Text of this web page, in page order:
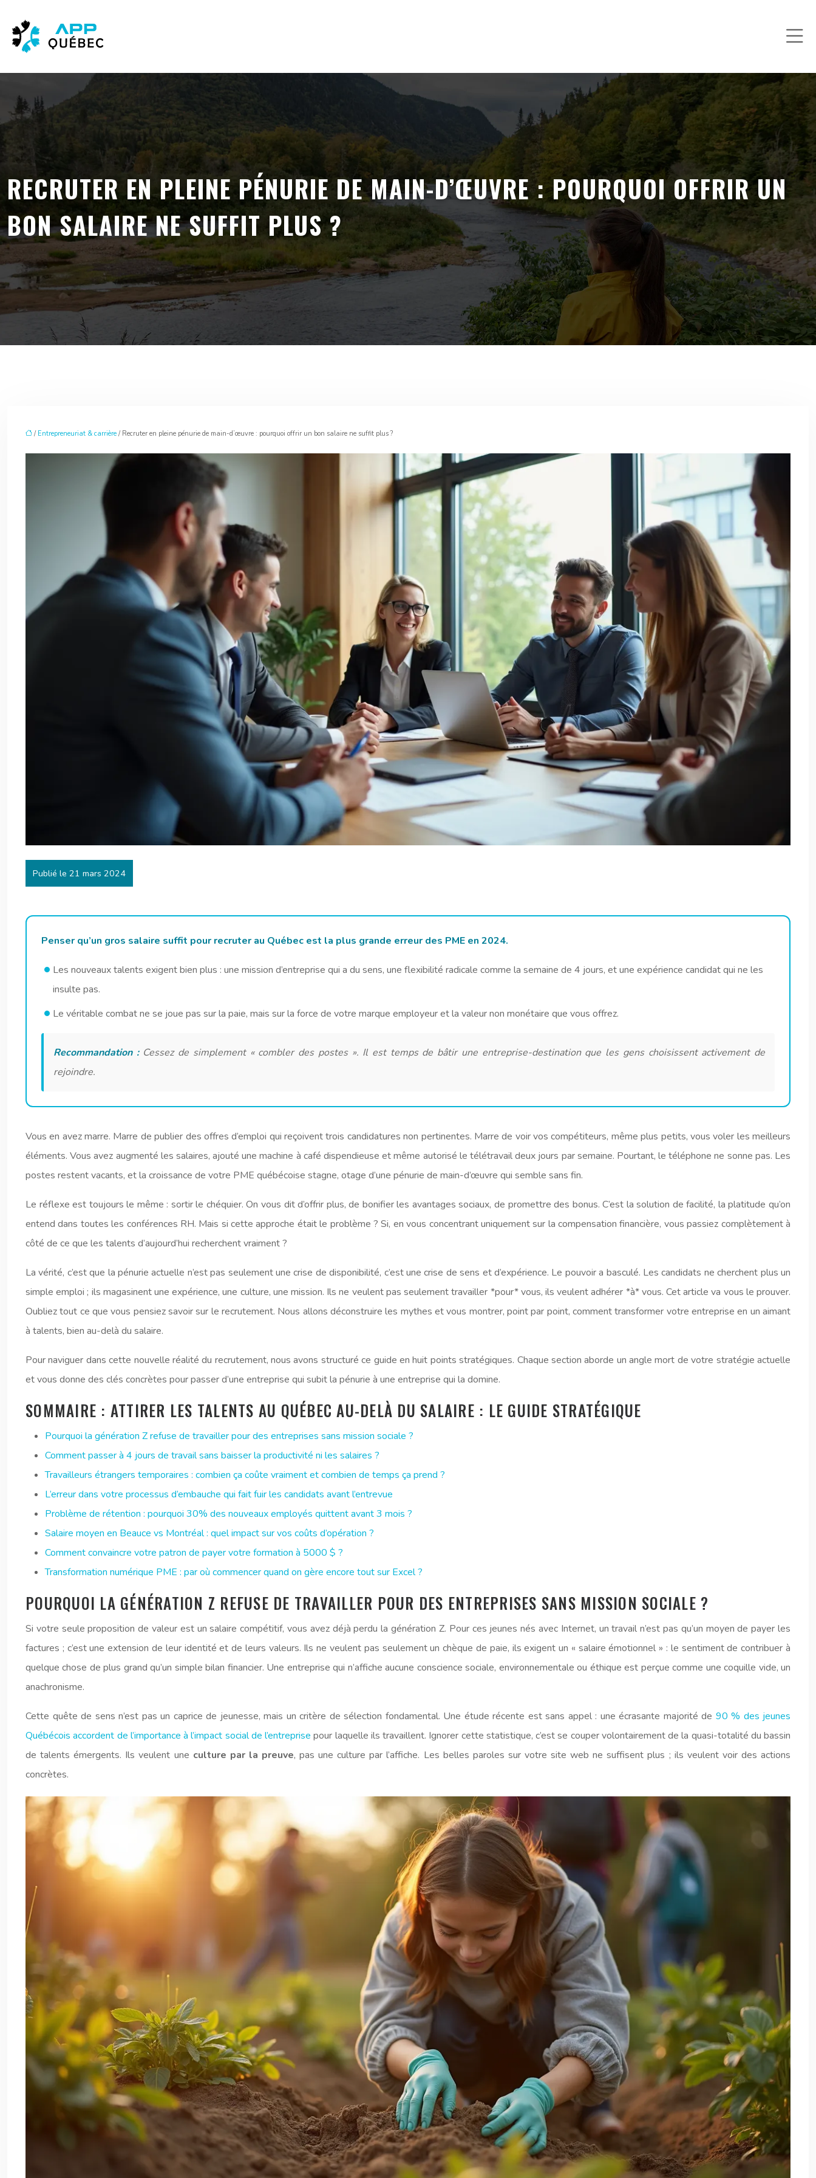
RECRUTER EN PLEINE PÉNURIE DE MAIN-D’ŒUVRE : POURQUOI OFFRIR UN
BON SALAIRE NE SUFFIT PLUS ?
/ Entrepreneuriat & carrière / Recruter en pleine pénurie de main-d’œuvre : pourquoi offrir un bon salaire ne suffit plus ?
Publié le 21 mars 2024
Penser qu’un gros salaire suffit pour recruter au Québec est la plus grande erreur des PME en 2024.
Les nouveaux talents exigent bien plus : une mission d’entreprise qui a du sens, une flexibilité radicale comme la semaine de 4 jours, et une expérience candidat qui ne les
insulte pas.
Le véritable combat ne se joue pas sur la paie, mais sur la force de votre marque employeur et la valeur non monétaire que vous offrez.
Recommandation :Cessez de simplement « combler des postes ». Il est temps de bâtir une entreprise-destination que les gens choisissent activement de
rejoindre.
Vous en avez marre. Marre de publier des offres d’emploi qui reçoivent trois candidatures non pertinentes. Marre de voir vos compétiteurs, même plus petits, vous voler les meilleurs
éléments. Vous avez augmenté les salaires, ajouté une machine à café dispendieuse et même autorisé le télétravail deux jours par semaine. Pourtant, le téléphone ne sonne pas. Les
postes restent vacants, et la croissance de votre PME québécoise stagne, otage d’une pénurie de main-d’œuvre qui semble sans fin.
Le réflexe est toujours le même : sortir le chéquier. On vous dit d’offrir plus, de bonifier les avantages sociaux, de promettre des bonus. C’est la solution de facilité, la platitude qu’on
entend dans toutes les conférences RH. Mais si cette approche était le problème ? Si, en vous concentrant uniquement sur la compensation financière, vous passiez complètement à
côté de ce que les talents d’aujourd’hui recherchent vraiment ?
La vérité, c’est que la pénurie actuelle n’est pas seulement une crise de disponibilité, c’est une crise de sens et d’expérience. Le pouvoir a basculé. Les candidats ne cherchent plus un
simple emploi ; ils magasinent une expérience, une culture, une mission. Ils ne veulent pas seulement travailler *pour* vous, ils veulent adhérer *à* vous. Cet article va vous le prouver.
Oubliez tout ce que vous pensiez savoir sur le recrutement. Nous allons déconstruire les mythes et vous montrer, point par point, comment transformer votre entreprise en un aimant
à talents, bien au-delà du salaire.
Pour naviguer dans cette nouvelle réalité du recrutement, nous avons structuré ce guide en huit points stratégiques. Chaque section aborde un angle mort de votre stratégie actuelle
et vous donne des clés concrètes pour passer d’une entreprise qui subit la pénurie à une entreprise qui la domine.
SOMMAIRE : ATTIRER LES TALENTS AU QUÉBEC AU-DELÀ DU SALAIRE : LE GUIDE STRATÉGIQUE
Pourquoi la génération Z refuse de travailler pour des entreprises sans mission sociale ?
Comment passer à 4 jours de travail sans baisser la productivité ni les salaires ?
Travailleurs étrangers temporaires : combien ça coûte vraiment et combien de temps ça prend ?
L’erreur dans votre processus d’embauche qui fait fuir les candidats avant l’entrevue
Problème de rétention : pourquoi 30% des nouveaux employés quittent avant 3 mois ?
Salaire moyen en Beauce vs Montréal : quel impact sur vos coûts d’opération ?
Comment convaincre votre patron de payer votre formation à 5000 $ ?
Transformation numérique PME : par où commencer quand on gère encore tout sur Excel ?
POURQUOI LA GÉNÉRATION Z REFUSE DE TRAVAILLER POUR DES ENTREPRISES SANS MISSION SOCIALE ?
Si votre seule proposition de valeur est un salaire compétitif, vous avez déjà perdu la génération Z. Pour ces jeunes nés avec Internet, un travail n’est pas qu’un moyen de payer les
factures ; c’est une extension de leur identité et de leurs valeurs. Ils ne veulent pas seulement un chèque de paie, ils exigent un « salaire émotionnel » : le sentiment de contribuer à
quelque chose de plus grand qu’un simple bilan financier. Une entreprise qui n’affiche aucune conscience sociale, environnementale ou éthique est perçue comme une coquille vide, un
anachronisme.
Cette quête de sens n’est pas un caprice de jeunesse, mais un critère de sélection fondamental. Une étude récente est sans appel : une écrasante majorité de 90 % des jeunes
Québécois accordent de l’importance à l’impact social de l’entreprise pour laquelle ils travaillent. Ignorer cette statistique, c’est se couper volontairement de la quasi-totalité du bassin
de talents émergents. Ils veulent une culture par la preuve, pas une culture par l’affiche. Les belles paroles sur votre site web ne suffisent plus ; ils veulent voir des actions
concrètes.